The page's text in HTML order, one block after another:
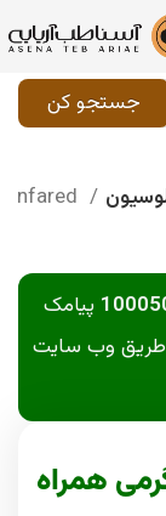
جستجو کن
پیامک
طریق وب سایت
پودری منفرد + ۱۵۰ گرمی همراه